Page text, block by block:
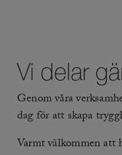
Vi delar
Genom våra
dag för att skapa
Varmt välkommen att